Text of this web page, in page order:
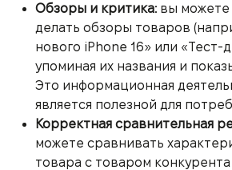
Обзоры и критика:вы можете
делать обзоры товаров
нового iPhone 16» или «Тест-
упоминая их названия и
Это информационная
является полезной для
Корректная сравнительная
можете сравнивать
товара с товаром